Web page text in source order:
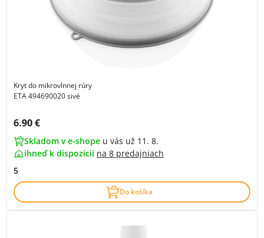
Kryt do mikrovlnnej rúry
ETA 494690020 sivé
Cena s DPH:
6.90 €
Skladom v e-shope u vás už 11. 8.
ihneď k dispozícii na 8 predajniach
5
Do košíka